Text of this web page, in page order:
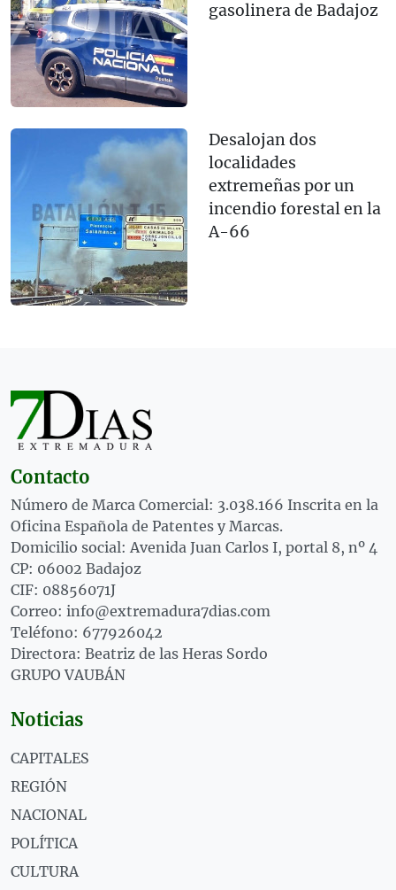
gasolinera de Badajoz
Desalojan dos
localidades
extremeñas por un
incendio forestal en la
A-66
Contacto
Número de Marca Comercial: 3.038.166 Inscrita en la
Oficina Española de Patentes y Marcas.
Domicilio social: Avenida Juan Carlos I, portal 8, nº 4
CP: 06002 Badajoz
CIF: 08856071J
Correo: info@extremadura7dias.com
Teléfono: 677926042
Directora: Beatriz de las Heras Sordo
GRUPO VAUBÁN
Noticias
CAPITALES
REGIÓN
NACIONAL
POLÍTICA
CULTURA